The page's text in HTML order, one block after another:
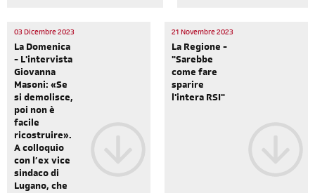
03 Dicembre 2023
La Domenica
- L'intervista
Giovanna
Masoni: «Se
si demolisce,
poi non è
facile
ricostruire».
A colloquio
con l’ex vice
sindaco di
Lugano, che
21 Novembre 2023
La Regione -
"Sarebbe
come fare
sparire
l'intera RSI"